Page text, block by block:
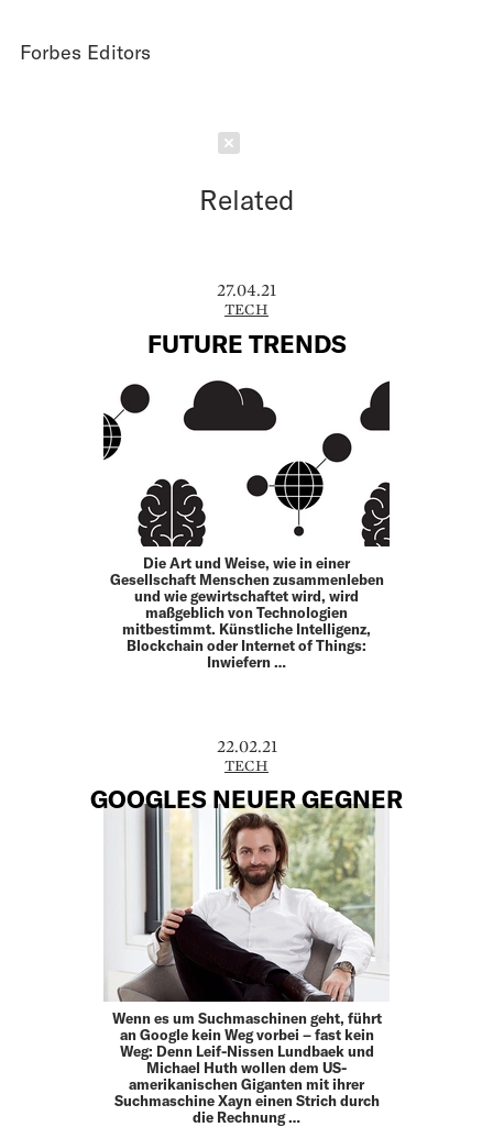
Forbes Editors
Related
27.04.21
TECH
FUTURE TRENDS
Die Art und Weise, wie in einer
Gesellschaft Menschen zusammenleben
und wie gewirtschaftet wird, wird
maßgeblich von Technologien
mitbestimmt. Künstliche Intelligenz,
Blockchain oder Internet of Things:
Inwiefern …
22.02.21
TECH
GOOGLES NEUER GEGNER
Wenn es um Suchmaschinen geht, führt
an Google kein Weg vorbei – fast kein
Weg: Denn Leif-Nissen Lundbaek und
Michael Huth wollen dem US-
amerikanischen Giganten mit ihrer
Suchmaschine Xayn einen Strich durch
die Rechnung …